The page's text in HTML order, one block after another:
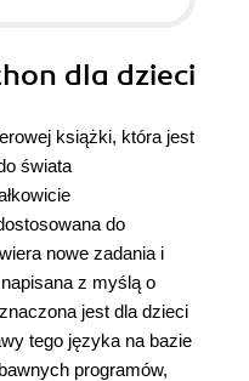
dla dzieci
książki, która jest
świata
do
nowe zadania i
napisana z myślą o
jest dla dzieci
tego języka na bazie
programów,